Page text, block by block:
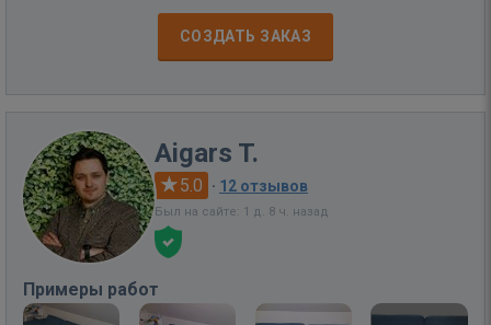
СОЗДАТЬ ЗАКАЗ
Aigars T.
5.0 · 12 отзывов
Был на сайте: 1 д. 8 ч. назад
Примеры работ